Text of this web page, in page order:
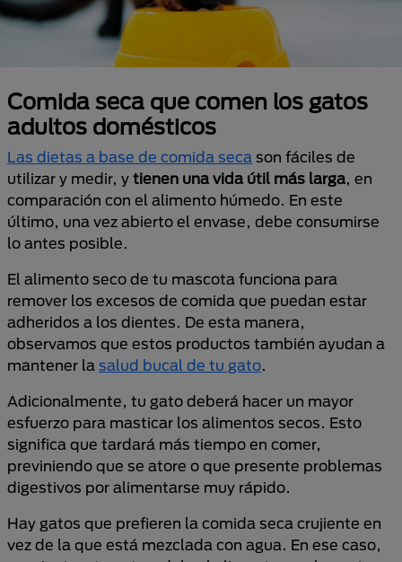
Comida seca que comen los gatos
adultos domésticos
Las dietas a base de comida seca son fáciles de
utilizar y medir, y tienen una vida útil más larga, en
comparación con el alimento húmedo. En este
último, una vez abierto el envase, debe consumirse
lo antes posible.
El alimento seco de tu mascota funciona para
remover los excesos de comida que puedan estar
adheridos a los dientes. De esta manera,
observamos que estos productos también ayudan a
mantener la salud bucal de tu gato.
Adicionalmente, tu gato deberá hacer un mayor
esfuerzo para masticar los alimentos secos. Esto
significa que tardará más tiempo en comer,
previniendo que se atore o que presente problemas
digestivos por alimentarse muy rápido.
Hay gatos que prefieren la comida seca crujiente en
vez de la que está mezclada con agua. En ese caso,